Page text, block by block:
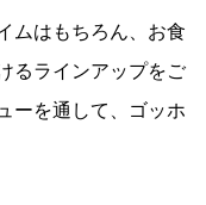
ムはもちろん、お食
るラインアップをご
ーを通して、ゴッホ